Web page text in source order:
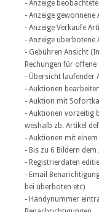
- Anzeige
- Anzeige gewonnene
- Anzeige Verkaufe
- Anzeige überbotene
- Gebühren Ansicht
Rechungen für offene
- Übersicht laufender
- Auktionen
- Auktion mit
- Auktionen vorzeitig
weshalb zb. Artikel
- Auktionen mit
- Bis zu 6 Bildern
- Registrierdaten
- Email
bei überboten etc)
- Handynummer